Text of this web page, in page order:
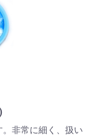
。非常に細く、扱い